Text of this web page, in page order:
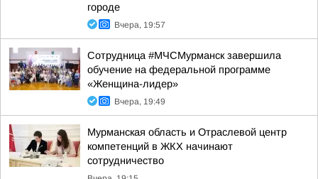
городе
Вчера, 19:57
Сотрудница #МЧСМурманск завершила
обучение на федеральной программе
«Женщина-лидер»
Вчера, 19:49
Мурманская область и Отраслевой центр
компетенций в ЖКХ начинают
сотрудничество